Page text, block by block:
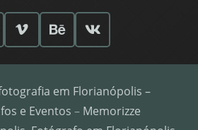
em Florianópolis –
e Eventos – Memorizze